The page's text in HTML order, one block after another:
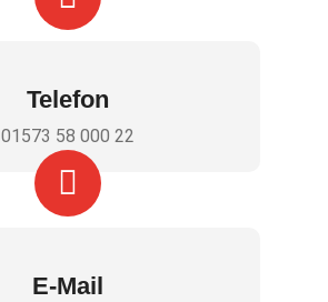
Telefon
01573 58 000 22
E-Mail